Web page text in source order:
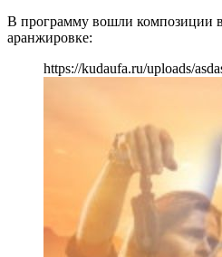
В программу вошли композиции
аранжировке:
https://kudaufa.ru/uploads/